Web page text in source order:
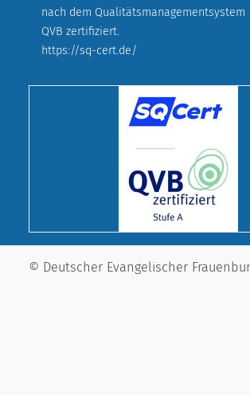
nach dem Qualitätsmanagementsystem
QVB zertifiziert.
https://sq-cert.de/
© Deutscher Evangelischer